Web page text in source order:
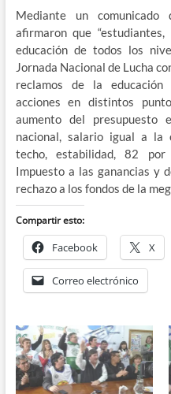
Mediante un comunicado
afirmaron que
educación de todos los
Jornada Nacional de Lucha
reclamos de la educación
acciones en distintos
aumento del presupuesto
nacional, salario igual a la
techo, estabilidad, 82
Impuesto a las ganancias y
rechazo a los fondos de la
Compartir esto:
Facebook X
Correo electrónico